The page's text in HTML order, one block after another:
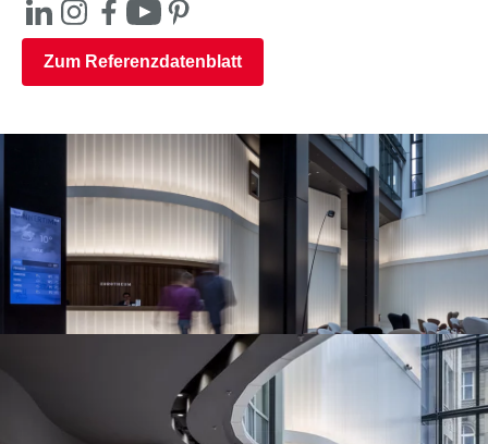
Zum Referenzdatenblatt